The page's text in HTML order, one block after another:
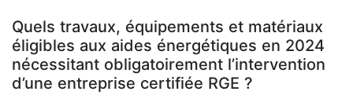
Quels travaux, équipements et matériaux
éligibles aux aides énergétiques en 2024
nécessitant obligatoirement l’intervention
d’une entreprise certifiée RGE ?